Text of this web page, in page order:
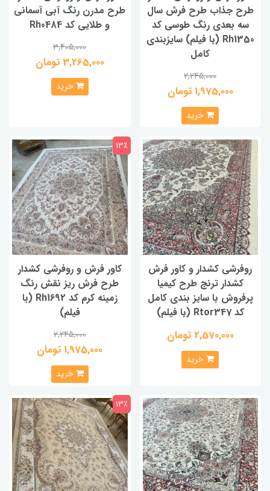
طرح جذاب طرح فرش سال
سه بعدی رنگ طوسی کد
Rh1350 (با فیلم) سایزبندی
کامل
2,245,000
1,975,000 تومان
خرید
طرح مدرن رنگ آبی آسمانی
و طلایی کد Rh0484
3,405,000
3,265,000 تومان
خرید
روفرشی کشدار و کاور فرش
کشدار ترنج طرح کیمیا
پرفروش با سایز بندی کامل
کد Rtor347 (با فیلم)
2,570,000 تومان
خرید
کاور فرش و روفرشی کشدار
طرح فرش ریز نقش رنگ
زمینه کرم کد Rh1692 (با
فیلم)
2,245,000
1,975,000 تومان
13٪
خرید
13٪